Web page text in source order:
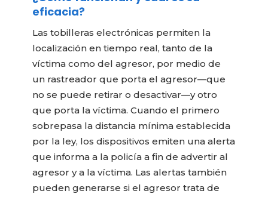
eficacia?
Las tobilleras electrónicas permiten la
localización en tiempo real, tanto de la
víctima como del agresor, por medio de
un rastreador que porta el agresor—que
no se puede retirar o desactivar—y otro
que porta la víctima. Cuando el primero
sobrepasa la distancia mínima establecida
por la ley, los dispositivos emiten una alerta
que informa a la policía a fin de advertir al
agresor y a la víctima. Las alertas también
pueden generarse si el agresor trata de